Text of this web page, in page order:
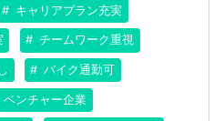
キャリアプラン充実
チームワーク重視
バイク通勤可
ベンチャー企業